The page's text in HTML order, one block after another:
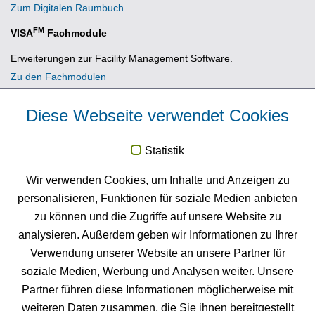
Zum Digitalen Raumbuch
VISAFM Fachmodule
Erweiterungen zur Facility Management Software.
Zu den Fachmodulen
PROJECT.
Zu den News
FMRaumbuch testen
Testen Sie unsere Facility Management Software 4 Monate
gratis.
Testversion anfordern
Diese Webseite verwendet Cookies
Statistik
Wir verwenden Cookies, um Inhalte und Anzeigen zu
personalisieren, Funktionen für soziale Medien anbieten
zu können und die Zugriffe auf unsere Website zu
analysieren. Außerdem geben wir Informationen zu Ihrer
Verwendung unserer Website an unsere Partner für
soziale Medien, Werbung und Analysen weiter. Unsere
Partner führen diese Informationen möglicherweise mit
weiteren Daten zusammen, die Sie ihnen bereitgestellt